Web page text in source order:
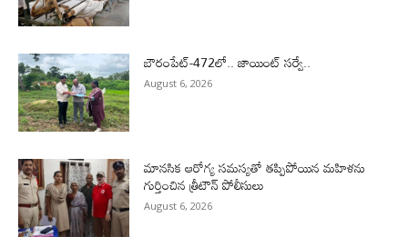
బౌరంపేట్-472లో.. జాయింట్ సర్వే..
August 6, 2026
మానసిక ఆరోగ్య సమస్యతో తప్పిపోయిన మహిళను
గుర్తించిన త్రీటౌన్ పోలీసులు
August 6, 2026